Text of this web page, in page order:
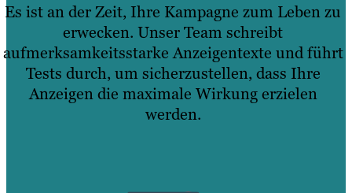
Es ist an der Zeit, Ihre Kampagne zum Leben zu
erwecken. Unser Team schreibt
aufmerksamkeitsstarke Anzeigentexte und führt
Tests durch, um sicherzustellen, dass Ihre
Anzeigen die maximale Wirkung erzielen
werden.